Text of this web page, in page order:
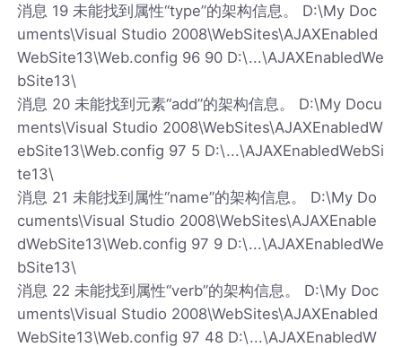
消息 19 未能找到属性“type”的架构信息。 D:\My Doc
uments\Visual Studio 2008\WebSites\AJAXEnabled
WebSite13\Web.config 96 90 D:\...\AJAXEnabledWe
bSite13\
消息 20 未能找到元素“add”的架构信息。 D:\My Docu
ments\Visual Studio 2008\WebSites\AJAXEnabledW
ebSite13\Web.config 97 5 D:\...\AJAXEnabledWebSi
te13\
消息 21 未能找到属性“name”的架构信息。 D:\My Do
cuments\Visual Studio 2008\WebSites\AJAXEnable
dWebSite13\Web.config 97 9 D:\...\AJAXEnabledWe
bSite13\
消息 22 未能找到属性“verb”的架构信息。 D:\My Doc
uments\Visual Studio 2008\WebSites\AJAXEnabled
WebSite13\Web.config 97 48 D:\...\AJAXEnabledW